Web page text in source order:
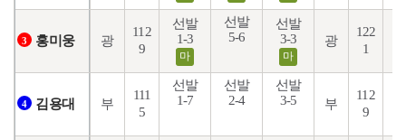
3 홍미웅 광
112
9
선발
1-3
마
선발
5-6
선발
3-3
마
광
122
1
4 김용대 부
111
5
선발
1-7
선발
2-4
선발
3-5
부
112
9